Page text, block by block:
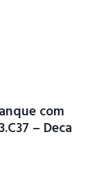
com
– Deca